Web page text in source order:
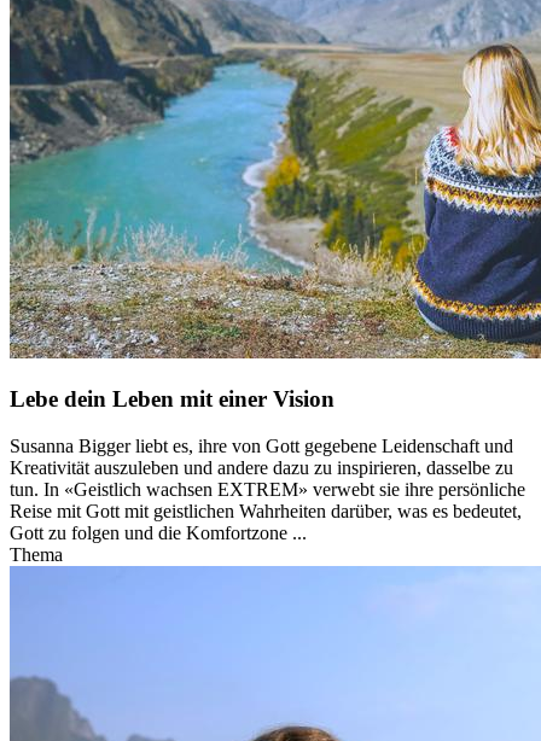
Lebe dein Leben mit einer Vision
Susanna Bigger liebt es, ihre von Gott gegebene Leidenschaft und
Kreativität auszuleben und andere dazu zu inspirieren, dasselbe zu
tun. In «Geistlich wachsen EXTREM» verwebt sie ihre persönliche
Reise mit Gott mit geistlichen Wahrheiten darüber, was es bedeutet,
Gott zu folgen und die Komfortzone ...
Thema